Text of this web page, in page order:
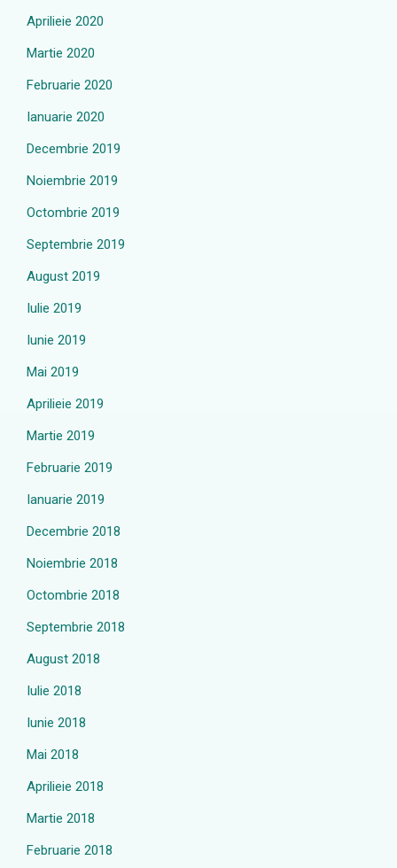
Aprilieie 2020
Martie 2020
Februarie 2020
Ianuarie 2020
Decembrie 2019
Noiembrie 2019
Octombrie 2019
Septembrie 2019
August 2019
Iulie 2019
Iunie 2019
Mai 2019
Aprilieie 2019
Martie 2019
Februarie 2019
Ianuarie 2019
Decembrie 2018
Noiembrie 2018
Octombrie 2018
Septembrie 2018
August 2018
Iulie 2018
Iunie 2018
Mai 2018
Aprilieie 2018
Martie 2018
Februarie 2018